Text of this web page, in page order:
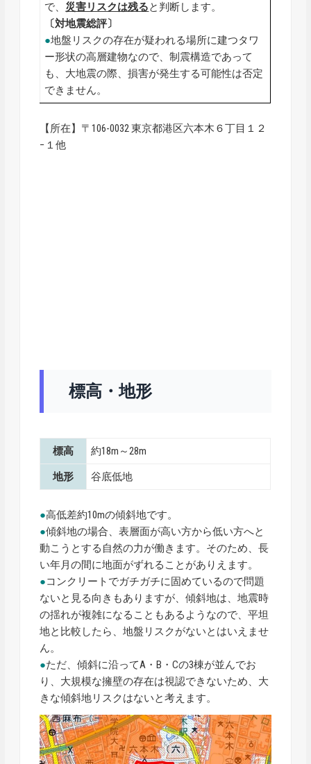
で、 災害リスクは残ると判断します。
〔対地震総評〕
●地盤リスクの存在が疑われる場所に建つタワ
ー形状の高層建物なので、制震構造であって
も、大地震の際、損害が発生する可能性は否定
できません。
【所在】〒106-0032 東京都港区六本木６丁目１２
−１他
標高・地形
標高 約18m～28m
地形 谷底低地
●高低差約10mの傾斜地です。
●傾斜地の場合、表層面が高い方から低い方へと
動こうとする自然の力が働きます。そのため、長
い年月の間に地面がずれることがありえます。
●コンクリートでガチガチに固めているので問題
ないと見る向きもありますが、傾斜地は、地震時
の揺れが複雑になることもあるようなので、平坦
地と比較したら、地盤リスクがないとはいえませ
ん。
●ただ、傾斜に沿ってA・B・Cの3棟が並んでお
り、大規模な擁壁の存在は視認できないため、大
きな傾斜地リスクはないと考えます。